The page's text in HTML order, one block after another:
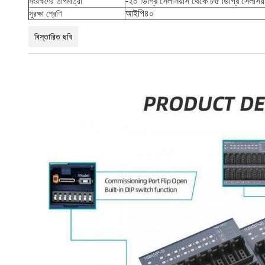
সুরক্ষা শ্রেণি আইপি৪০
বিস্তারিত ছবি